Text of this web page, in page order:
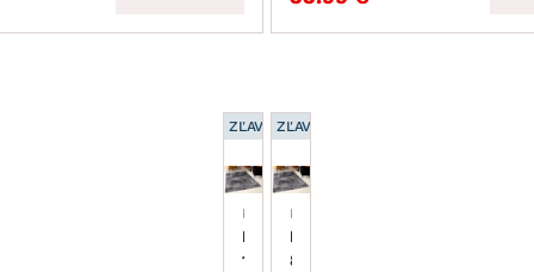
ZĽAVA 15 %
Koberec
Mira
160x230
ZĽAVA 15 %
Koberec
Mira
80x150